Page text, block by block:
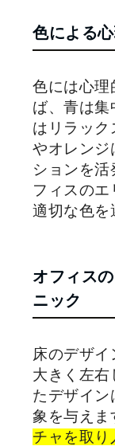
色による
色には心理
ば、青は集
はリラッ
やオレンジ
ションを
フィスのエ
適切な色を
オフィス
ニック
床のデザ
大きく左
たデザイン
象を与えま
チャを取り